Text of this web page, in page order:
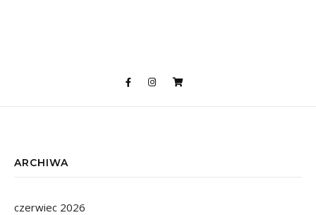
ARCHIWA
czerwiec 2026